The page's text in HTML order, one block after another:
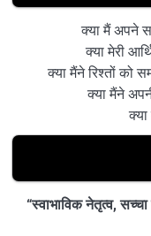
क्या मैं अपने
क्या मेरी
क्या मैंने रिश्तों को
क्या मैंने
“स्वाभाविक नेतृत्व,